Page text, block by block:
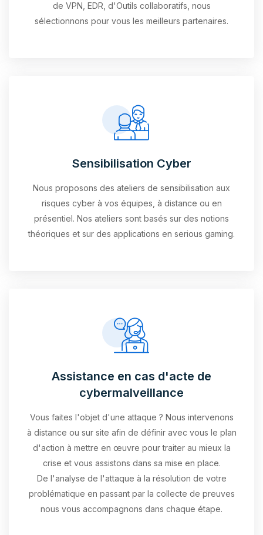
de VPN, EDR, d'Outils collaboratifs, nous
sélectionnons pour vous les meilleurs partenaires.
Sensibilisation Cyber
Nous proposons des ateliers de sensibilisation aux
risques cyber à vos équipes, à distance ou en
présentiel. Nos ateliers sont basés sur des notions
théoriques et sur des applications en serious gaming.
Assistance en cas d'acte de
cybermalveillance
Vous faites l'objet d'une attaque ? Nous intervenons
à distance ou sur site afin de définir avec vous le plan
d'action à mettre en œuvre pour traiter au mieux la
crise et vous assistons dans sa mise en place.
De l'analyse de l'attaque à la résolution de votre
problématique en passant par la collecte de preuves
nous vous accompagnons dans chaque étape.